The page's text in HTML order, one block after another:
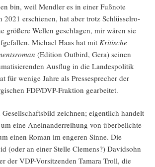
bin, weil Mend­ler es in einer Fuß­no­te
2021 erschie­nen, hat aber trotz Schlüs­sel­ro­
grö­ße­re Wel­len geschla­gen, mir wären sie
Micha­el Haas hat mit Kri­ti­sche
(Edi­ti­on Out­bird, Gera) sei­nen
Aus­flug in die Lan­des­po­li­tik
für weni­ge Jah­re als Pres­se­spre­cher der
FDP/DVP-Frak­ti­on gearbeitet.
zeich­nen; eigent­lich han­delt
um eine Anein­an­der­rei­hung von über­be­lich­te­
einen Roman im enge­ren Sin­ne. Die
(oder an einer Stel­le Cle­mens?) David­sohn
der VDP-Vor­sit­zen­den Tama­ra Troll, die